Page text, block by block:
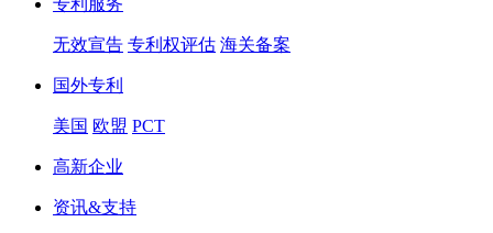
专利服务
无效宣告 专利权评估 海关备案
国外专利
美国 欧盟 PCT
高新企业
资讯&支持